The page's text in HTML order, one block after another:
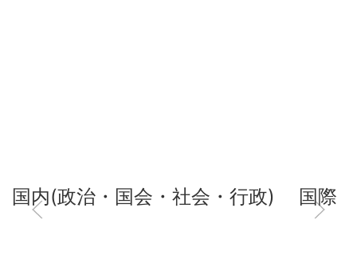
国内(政治・国会・社会・行政) 国際